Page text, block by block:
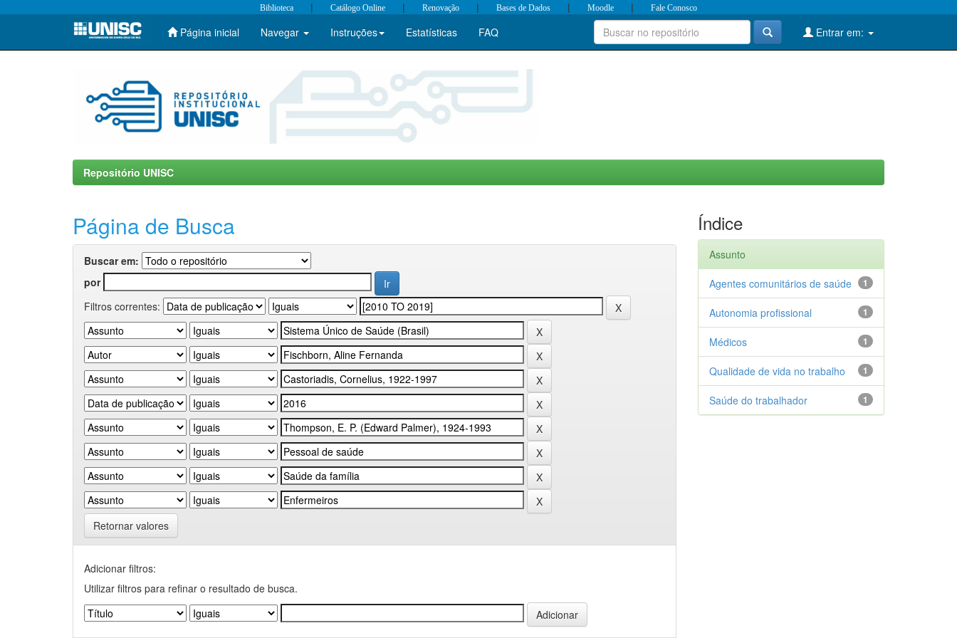
Skip
Biblioteca | Catálogo Online | Renovação | Bases de Dados | Moodle | Fale Conosco
Página inicial Navegar Instruções Estatísticas FAQ Entrar em:
Repositório UNISC
Página de Busca
Buscar em:
por
Filtros correntes:
Retornar valores
Adicionar filtros:
Utilizar filtros para refinar o resultado de busca.
Índice
Assunto
1
Agentes comunitários de saúde
1
Autonomia profissional
1
Médicos
1
Qualidade de vida no trabalho
1
Saúde do trabalhador